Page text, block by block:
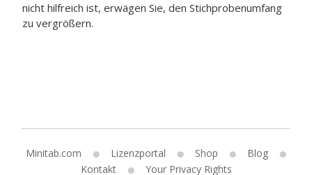
nicht hilfreich ist, erwägen Sie, den Stichprobenumfang
zu vergrößern.
Minitab.com Lizenzportal Shop
Blog
Kontakt
Your Privacy Rights